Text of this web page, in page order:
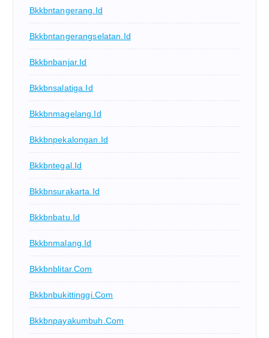
Bkkbntangerang.id
Bkkbntangerangselatan.id
Bkkbnbanjar.id
Bkkbnsalatiga.id
Bkkbnmagelang.id
Bkkbnpekalongan.id
Bkkbntegal.id
Bkkbnsurakarta.id
Bkkbnbatu.id
Bkkbnmalang.id
Bkkbnblitar.com
Bkkbnbukittinggi.com
Bkkbnpayakumbuh.com